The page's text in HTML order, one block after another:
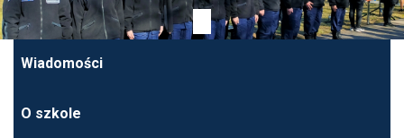
Wiadomości
O szkole